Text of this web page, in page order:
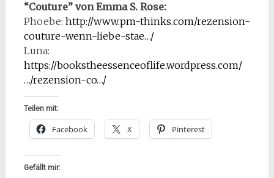
“Couture” von Emma S. Rose:
Phoebe: http://www.pm-thinks.com/rezension-
couture-wenn-liebe-stae…/
Luna:
https://bookstheessenceoflife.wordpress.com/
…/rezension-co…/
Teilen mit:
Facebook X Pinterest
Gefällt mir: